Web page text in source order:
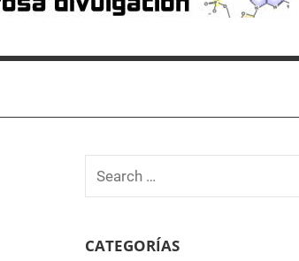
Search
for:
CATEGORÍAS